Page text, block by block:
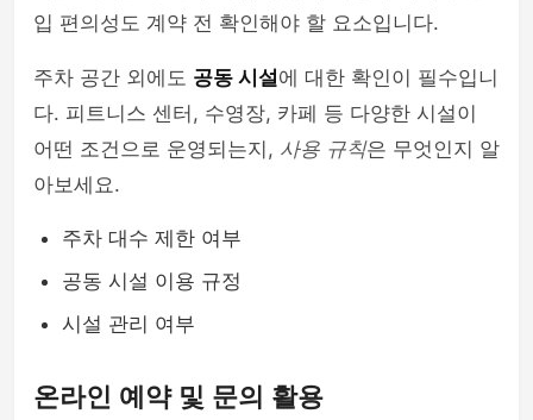
입 편의성도 계약 전 확인해야 할 요소입니다.
주차 공간 외에도 공동 시설에 대한 확인이 필수입니
다. 피트니스 센터, 수영장, 카페 등 다양한 시설이
어떤 조건으로 운영되는지, 사용 규칙은 무엇인지 알
아보세요.
주차 대수 제한 여부
공동 시설 이용 규정
시설 관리 여부
온라인 예약 및 문의 활용